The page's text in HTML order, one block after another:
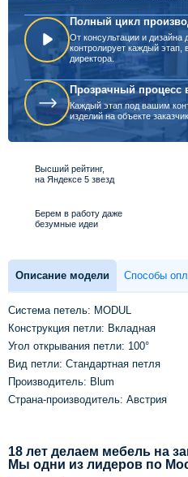
Полный цикл
От консультации и
контролирует каждый этап,
директора.
Прозрачный процесс
Каждый этап под вашим
изделий на объекте
Высший рейтинг,
на Яндексе 5 звезд
Берем в работу даже
безумные идеи
Описание модели
Система петель: MODUL
Конструкция петли: Вкладная
Угол открывания петли: 100°
Вид петли: Стандартная петля
Производитель: Blum
Страна-производитель: Австрия
18 лет делаем мебель на
Мы одни из лидеров по